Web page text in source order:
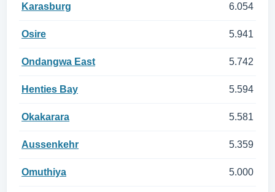
Karasburg 6.054
Osire 5.941
Ondangwa East 5.742
Henties Bay 5.594
Okakarara 5.581
Aussenkehr 5.359
Omuthiya 5.000